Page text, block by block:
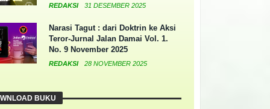
REDAKSI 31 DESEMBER 2025
Narasi Tagut : dari Doktrin ke Aksi
Teror-Jurnal Jalan Damai Vol. 1.
No. 9 November 2025
REDAKSI 28 NOVEMBER 2025
BUKU